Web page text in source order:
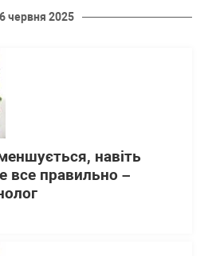
червня 2025
навіть
все правильно –